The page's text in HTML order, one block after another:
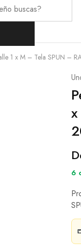
1 x M – Tela SPUN –
6